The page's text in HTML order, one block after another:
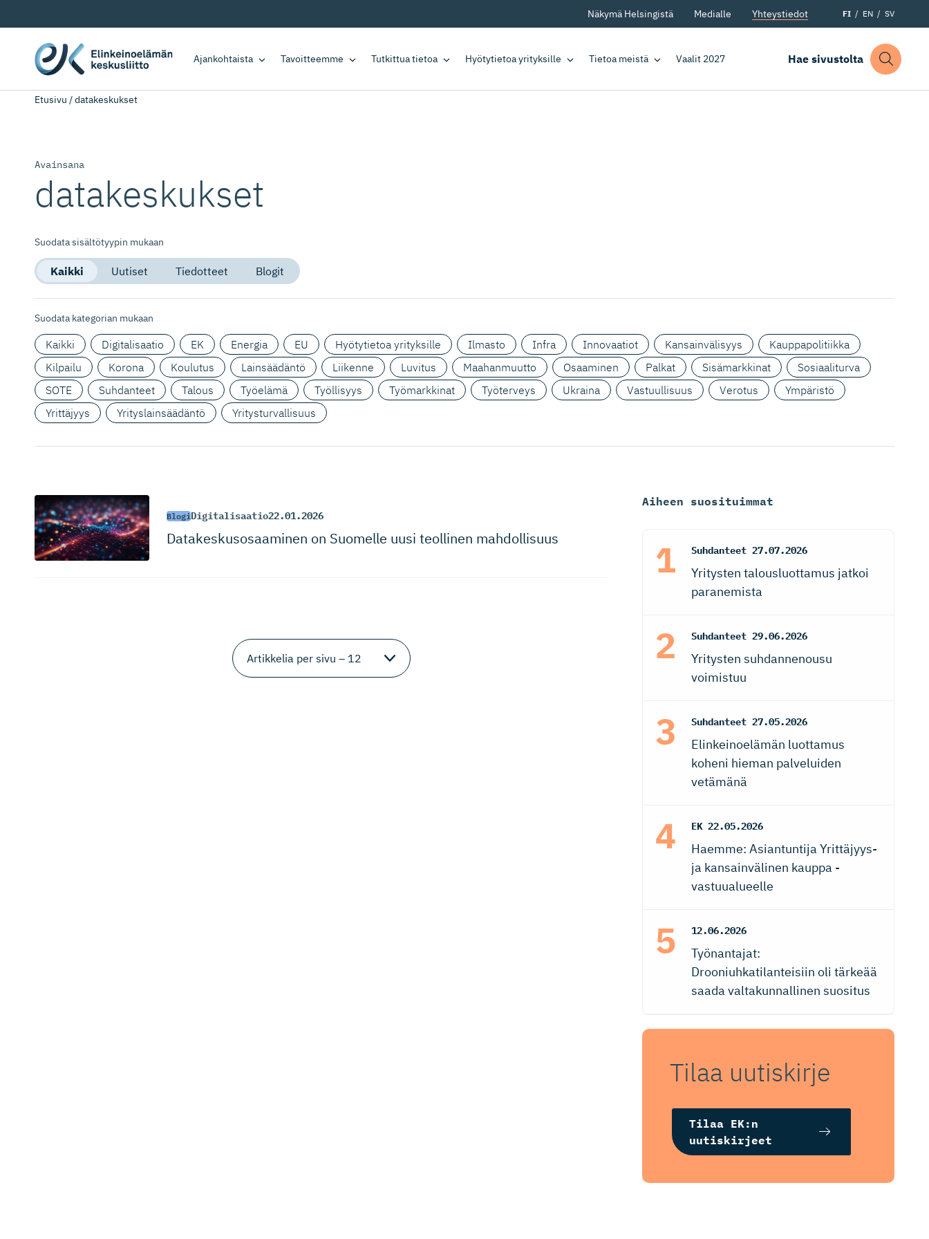
Näkymä Helsingistä Medialle Yhteystiedot FI EN SV
Ajankohtaista Tavoitteemme Tutkittua tietoa Hyötytietoa yrityksille Tietoa meistä Vaalit 2027 Hae sivustolta
Etusivu /datakeskukset
Avainsana
datakeskukset
Suodata sisältötyypin mukaan
Kaikki Uutiset Tiedotteet Blogit
Suodata kategorian mukaan
Kaikki Digitalisaatio EK Energia EU Hyötytietoa yrityksille Ilmasto Infra Innovaatiot Kansainvälisyys
Kauppapolitiikka
Kilpailu
Korona Koulutus Lainsäädäntö Liikenne Luvitus Maahanmuutto Osaaminen Palkat Sisämarkkinat
Sosiaaliturva
SOTE
Suhdanteet Talous Työelämä Työllisyys Työmarkkinat Työterveys Ukraina Vastuullisuus Verotus
Ympäristö
Yrittäjyys
Yrityslainsäädäntö Yritysturvallisuus
BlogiDigitalisaatio22.01.2026
Datakesku­so­saaminen on Suomelle uusi teollinen mahdollisuus
Aiheen suosituimmat
Suhdanteet 27.07.2026
Yritysten talousluottamus jatkoi
paranemista
Suhdanteet 29.06.2026
Yritysten suhdannenousu
voimistuu
Suhdanteet 27.05.2026
Elinkeinoelämän luottamus
koheni hieman palveluiden
vetämänä
EK 22.05.2026
Haemme: Asiantuntija Yrittäjyys-
ja kansainvälinen kauppa -
vastuualueelle
12.06.2026
Työnantajat:
Drooniuhkatilanteisiin oli tärkeää
saada valtakunnallinen suositus
Tilaa uutiskirje
Tilaa EK:n
uutiskirjeet